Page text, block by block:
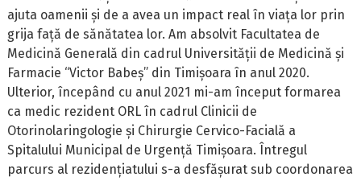
ajuta oamenii și de a avea un impact real în viața lor prin
grija față de sănătatea lor. Am absolvit Facultatea de
Medicină Generală din cadrul Universității de Medicină și
Farmacie “Victor Babeș” din Timișoara în anul 2020.
Ulterior, începând cu anul 2021 mi-am început formarea
ca medic rezident ORL în cadrul Clinicii de
Otorinolaringologie și Chirurgie Cervico-Facială a
Spitalului Municipal de Urgență Timișoara. Întregul
parcurs al rezidențiatului s-a desfășurat sub coordonarea